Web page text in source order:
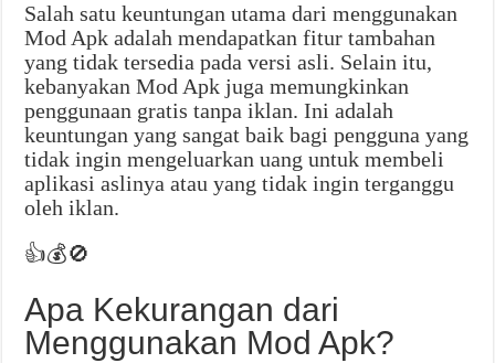
Salah satu keuntungan utama dari menggunakan
Mod Apk adalah mendapatkan fitur tambahan
yang tidak tersedia pada versi asli. Selain itu,
kebanyakan Mod Apk juga memungkinkan
penggunaan gratis tanpa iklan. Ini adalah
keuntungan yang sangat baik bagi pengguna yang
tidak ingin mengeluarkan uang untuk membeli
aplikasi aslinya atau yang tidak ingin terganggu
oleh iklan.
👍💰🚫
Apa Kekurangan dari
Menggunakan Mod Apk?